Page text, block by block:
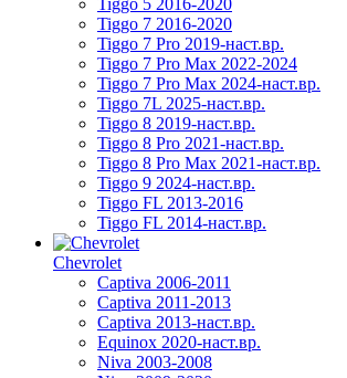
Tiggo 7 2016-2020
Tiggo 7 Pro 2019-наст.вр.
Tiggo 7 Pro Max 2022-2024
Tiggo 7 Pro Max 2024-наст.вр.
Tiggo 7L 2025-наст.вр.
Tiggo 8 2019-наст.вр.
Tiggo 8 Pro 2021-наст.вр.
Tiggo 8 Pro Max 2021-наст.вр.
Tiggo 9 2024-наст.вр.
Tiggo FL 2013-2016
Tiggo FL 2014-наст.вр.
Chevrolet
Captiva 2006-2011
Captiva 2011-2013
Captiva 2013-наст.вр.
Equinox 2020-наст.вр.
Niva 2003-2008